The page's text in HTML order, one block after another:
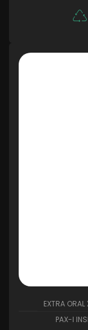
EXTRA
PAX-I